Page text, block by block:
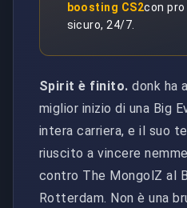
boosting CS2con
sicuro, 24/7.
Spirit è finito. donk ha
miglior inizio di una Big
intera carriera, e il suo
riuscito a vincere
contro The MongolZ al
Rotterdam. Non è una